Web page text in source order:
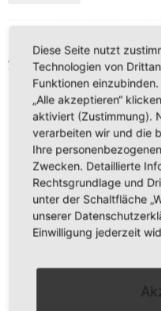
ÄHNLICHE PRODUKTE
GRIFFLOSE
GRIFFLOSE
Diese Seite nutzt
Technologien von
Funktionen
„Alle akzeptieren“
aktiviert (Zustimmung).
verarbeiten wir und die
Ihre
Zwecken. Detaillierte
Rechtsgrundlage und
unter der Schaltfläche
unserer
Einwilligung jederzeit